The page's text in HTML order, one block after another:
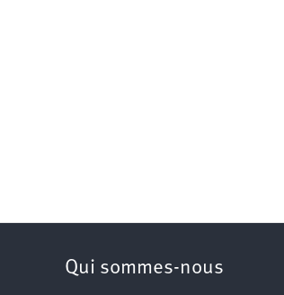
Qui sommes-nous